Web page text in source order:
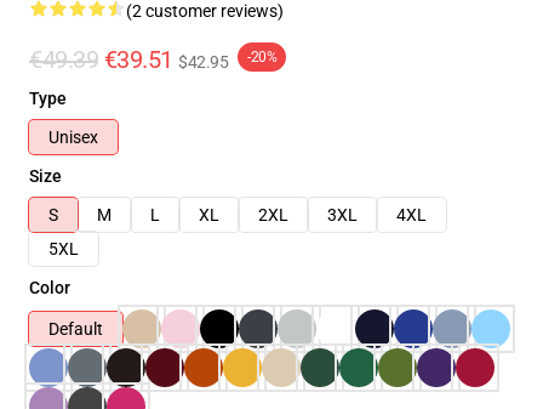
(2 customer reviews)
€49.39 €39.51 $42.95 -20%
Type
Unisex
Size
S
M L XL 2XL 3XL
4XL
5XL
Color
Default